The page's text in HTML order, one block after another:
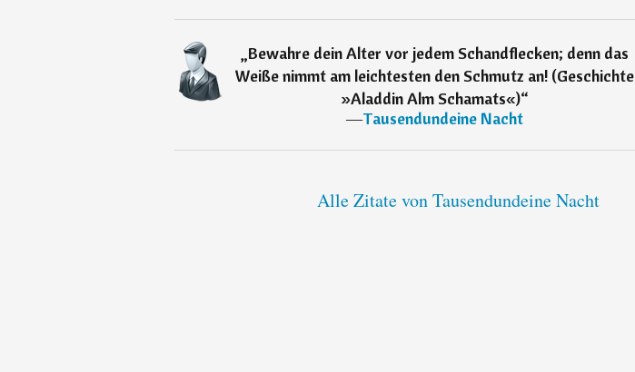
„Bewahre dein Alter vor jedem Schandflecken; denn das
Weiße nimmt am leichtesten den Schmutz an! (Geschichte
»Aladdin Alm Schamats«)“
―Tausendundeine Nacht
Alle Zitate von Tausendundeine Nacht